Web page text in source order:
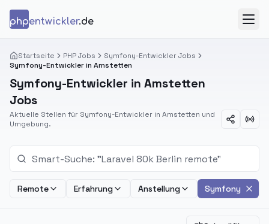
phpentwickler.de
Startseite PHP Jobs
Symfony-Entwickler Jobs
Symfony-Entwickler in Amstetten
Symfony-Entwickler in Amstetten
Jobs
Aktuelle Stellen für Symfony-Entwickler in Amstetten und
Umgebung.
Remote Erfahrung Anstellung Symfony